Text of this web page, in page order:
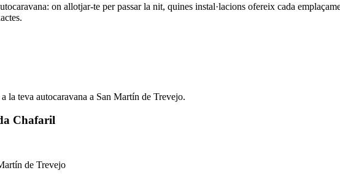
on allotjar-te per passar la nit, quines instal·lacions ofereix cada
la teva autocaravana a San Martín de Trevejo.
Chafaril
de Trevejo